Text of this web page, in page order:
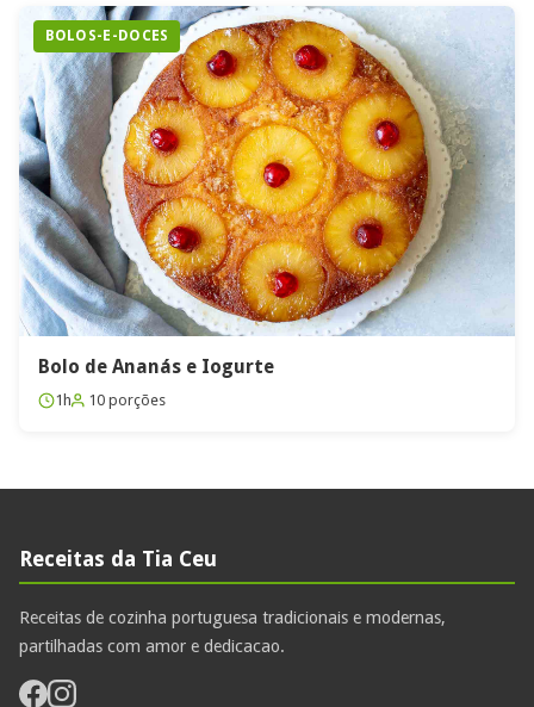
BOLOS-E-DOCES
Bolo de Ananás e Iogurte
1h 10 porções
Receitas da Tia Ceu
Receitas de cozinha portuguesa tradicionais e modernas,
partilhadas com amor e dedicacao.